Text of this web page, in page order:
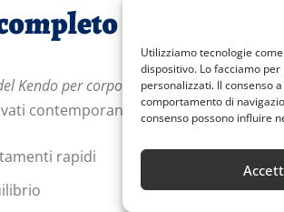
Utilizziamo tecnologie
dispositivo. Lo facciamo
personalizzati. Il consenso
comportamento di
consenso possono influire
del corpo
Kendo per corpo e menteè il
contemporaneamente diversi
rapidi